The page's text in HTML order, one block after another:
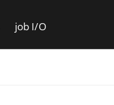
job I/O